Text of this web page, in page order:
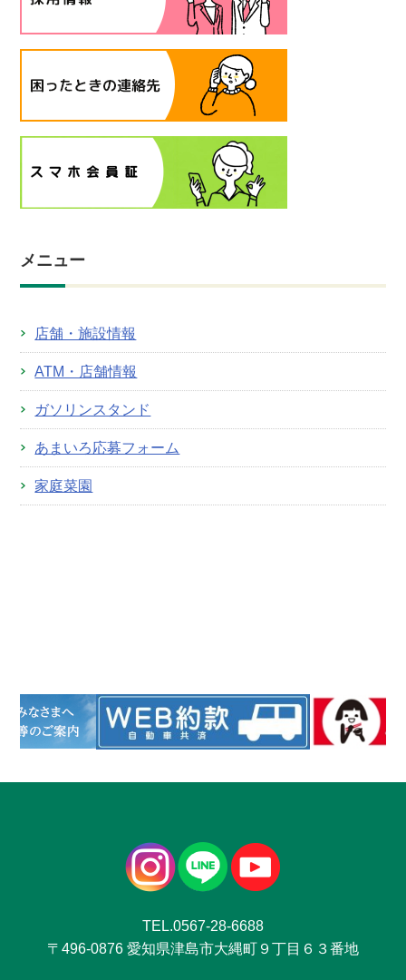
メニュー
店舗・施設情報
ATM・店舗情報
ガソリンスタンド
あまいろ応募フォーム
家庭菜園
TEL.0567-28-6688
〒496-0876 愛知県津島市大縄町９丁目６３番地